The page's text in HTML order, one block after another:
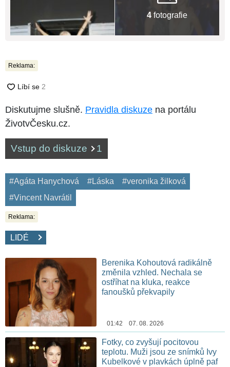
4 fotografie
Reklama:
Diskutujme slušně. Pravidla diskuze na portálu
ŽivotvČesku.cz.
Vstup do diskuze 1
#Agáta Hanychová #Láska
#veronika žilková
#Vincent Navrátil
Reklama:
LIDÉ
Berenika Kohoutová radikálně
změnila vzhled. Nechala se
ostříhat na kluka, reakce
fanoušků překvapily
01:42 07. 08. 2026
Fotky, co zvyšují pocitovou
teplotu. Muži jsou ze snímků Ivy
Kubelkové v plavkách úplně paf